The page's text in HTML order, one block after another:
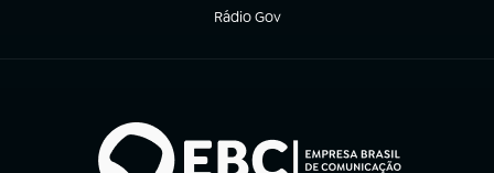
Rádio Gov
(abre em nova aba)